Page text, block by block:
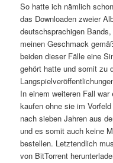
So hatte ich nämlich
das Downloaden zweier
deutschsprachigen
meinen Geschmack
beiden dieser Fälle eine
gehört hatte und somit zu
In einem weiteren Fall
kaufen ohne sie im
nach sieben Jahren aus
und es somit auch keine
bestellen. Letztendlich
von BitTorrent